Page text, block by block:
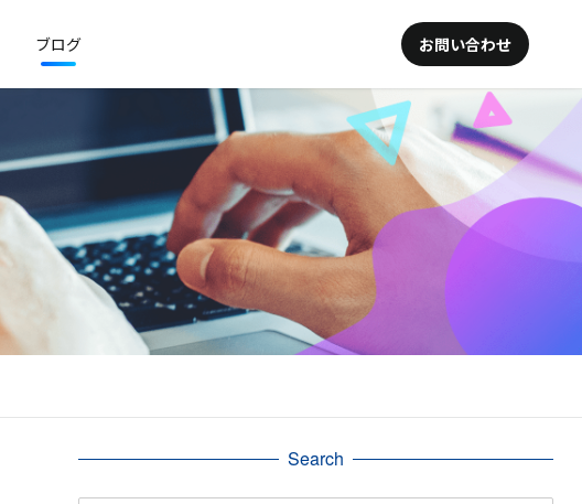
ブログ お問い合わせ
Search